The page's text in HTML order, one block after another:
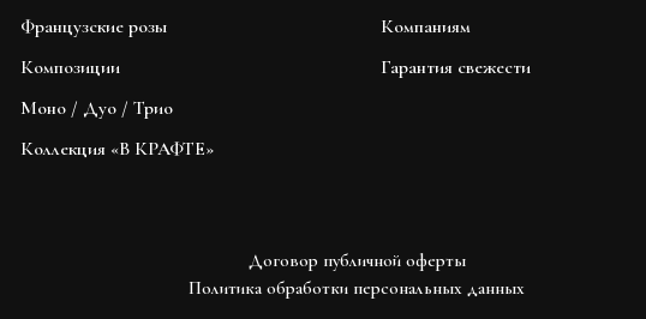
Французские розы
Композиции
Моно / Дуо / Трио
Коллекция «В КРАФТЕ»
Компаниям
Гарантия свежести
Договор публичной оферты
Политика обработки персональных данных